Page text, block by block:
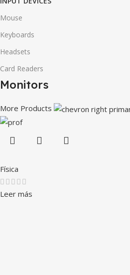
Mouse
Keyboards
Headsets
Card Readers
Monitors
More Products
Física
Leer más